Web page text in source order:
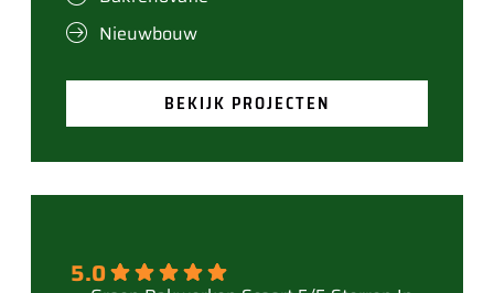
Nieuwbouw
BEKIJK PROJECTEN
5.0